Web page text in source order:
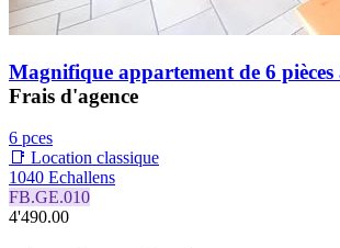
Magnifique appartement de 6
Frais d'agence
6 pces
📑 Location classique
1040 Echallens
FB.GE.010
4'490.00